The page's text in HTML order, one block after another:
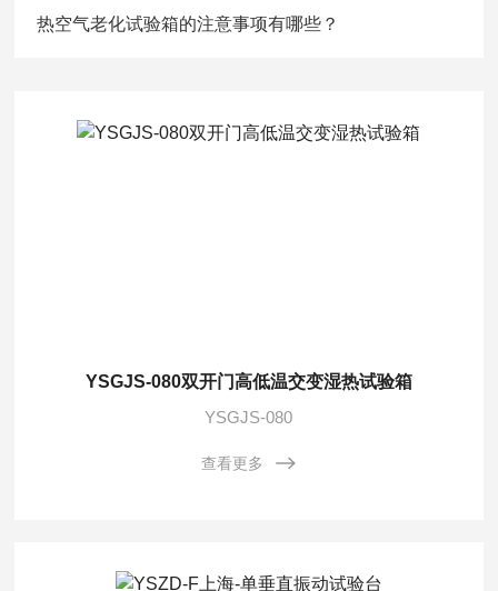
热空气老化试验箱的注意事项有哪些？
YSGJS-080双开门高低温交变湿热试验箱
YSGJS-080
查看更多